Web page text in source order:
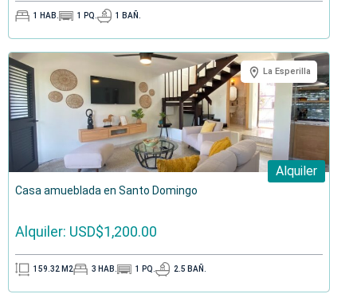
1 HAB. 1 PQ. 1 BAÑ.
La Esperilla
Alquiler
Casa amueblada en Santo Domingo
Alquiler: USD$1,200.00
159.32 M2 3 HAB. 1 PQ. 2.5 BAÑ.